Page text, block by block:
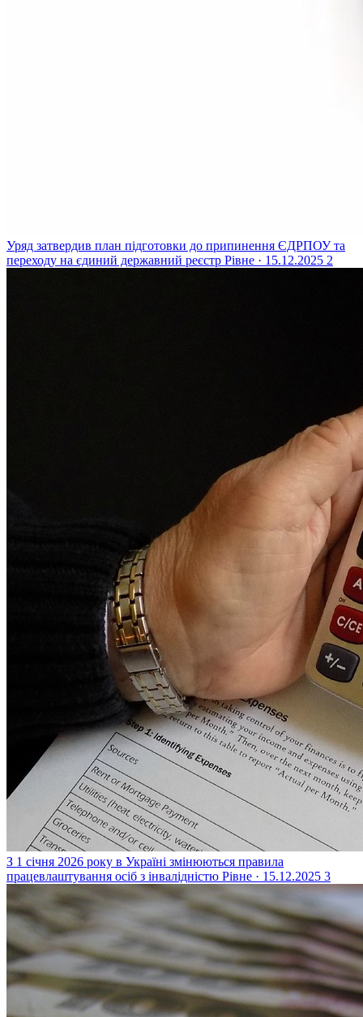
Уряд затвердив план підготовки до припинення ЄДРПОУ та
переходу на єдиний державний реєстр Рівне · 15.12.2025 2
З 1 січня 2026 року в Україні змінюються правила
працевлаштування осіб з інвалідністю Рівне · 15.12.2025 3